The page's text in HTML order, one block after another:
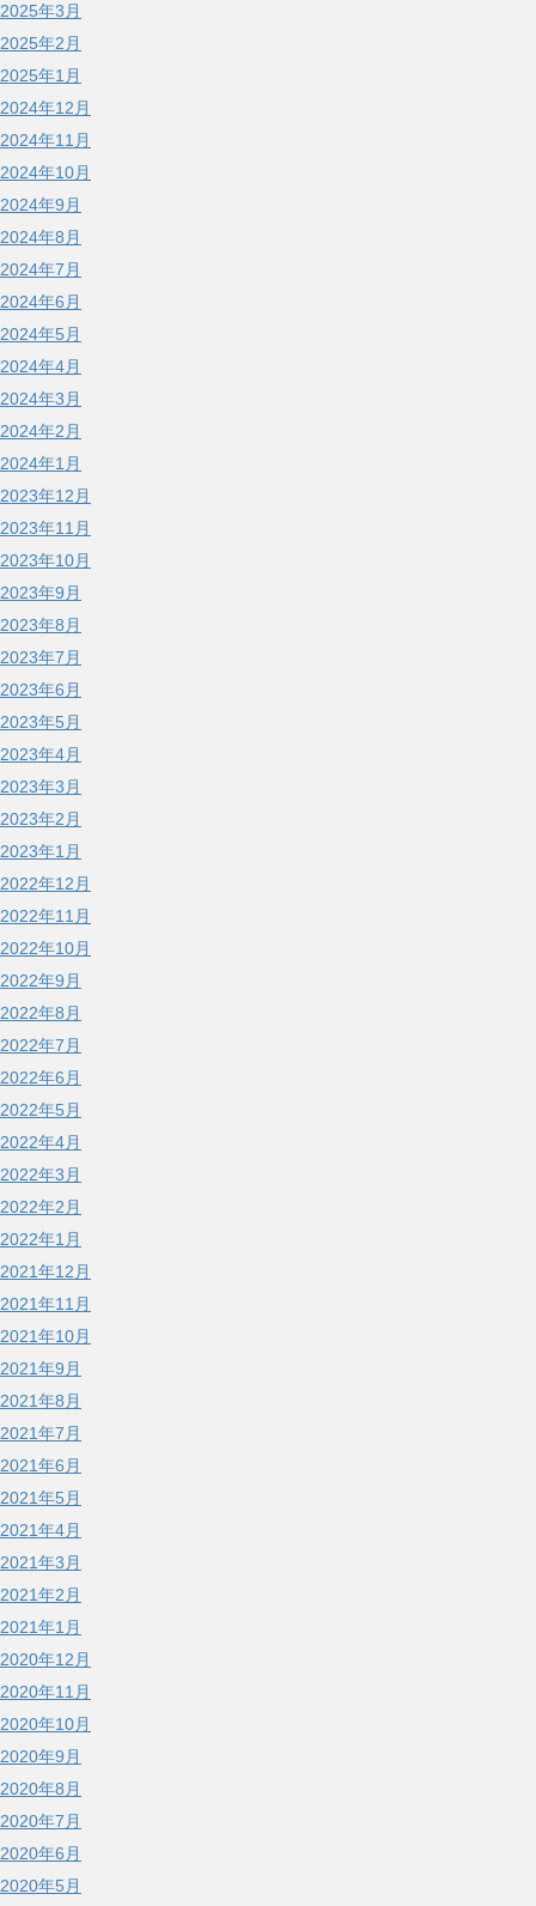
2025年3月
2025年2月
2025年1月
2024年12月
2024年11月
2024年10月
2024年9月
2024年8月
2024年7月
2024年6月
2024年5月
2024年4月
2024年3月
2024年2月
2024年1月
2023年12月
2023年11月
2023年10月
2023年9月
2023年8月
2023年7月
2023年6月
2023年5月
2023年4月
2023年3月
2023年2月
2023年1月
2022年12月
2022年11月
2022年10月
2022年9月
2022年8月
2022年7月
2022年6月
2022年5月
2022年4月
2022年3月
2022年2月
2022年1月
2021年12月
2021年11月
2021年10月
2021年9月
2021年8月
2021年7月
2021年6月
2021年5月
2021年4月
2021年3月
2021年2月
2021年1月
2020年12月
2020年11月
2020年10月
2020年9月
2020年8月
2020年7月
2020年6月
2020年5月